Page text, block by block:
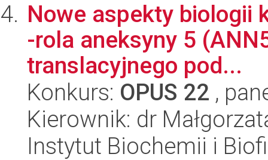
Nowe aspekty biologii
-rola aneksyny 5
translacyjnego pod...
Konkurs: OPUS 22 ,
Kierownik: dr
Instytut Biochemii i